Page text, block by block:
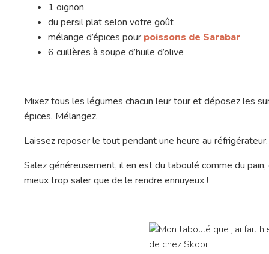
1 oignon
du persil plat selon votre goût
mélange d’épices pour poissons de Sarabar
6 cuillères à soupe d’huile d’olive
Mixez tous les légumes chacun leur tour et déposez les
épices. Mélangez.
Laissez reposer le tout pendant une heure au
Salez généreusement, il en est du taboulé comme du
mieux trop saler que de le rendre ennuyeux !